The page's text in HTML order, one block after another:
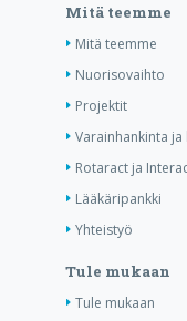
Mitä teemme
Mitä teemme
Nuorisovaihto
Projektit
Varainhankinta
Rotaract ja
Lääkäripankki
Yhteistyö
Tule mukaan
Tule mukaan